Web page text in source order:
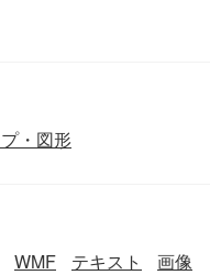
・図形
WMF テキスト
画像